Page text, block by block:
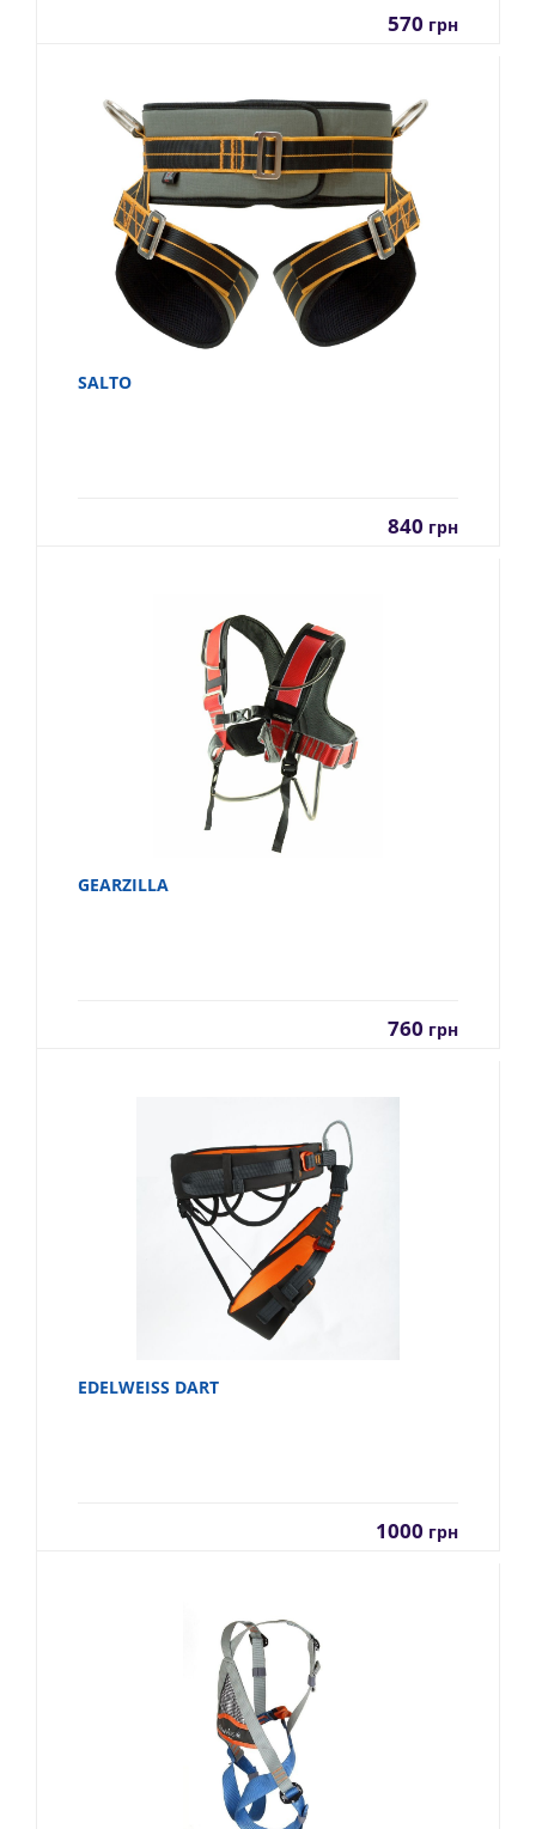
570 грн
SALTO
840 грн
GEARZILLA
760 грн
EDELWEISS DART
1000 грн